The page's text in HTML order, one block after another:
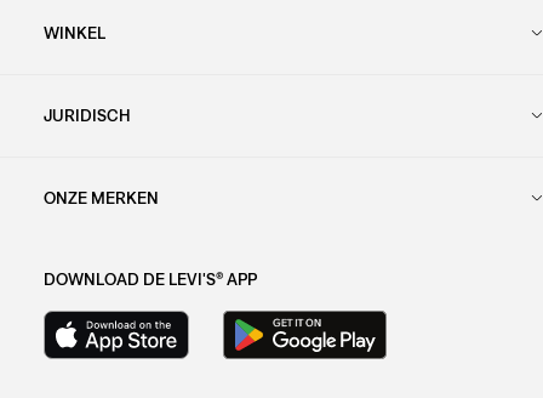
WINKEL
JURIDISCH
ONZE MERKEN
DOWNLOAD DE LEVI'S® APP